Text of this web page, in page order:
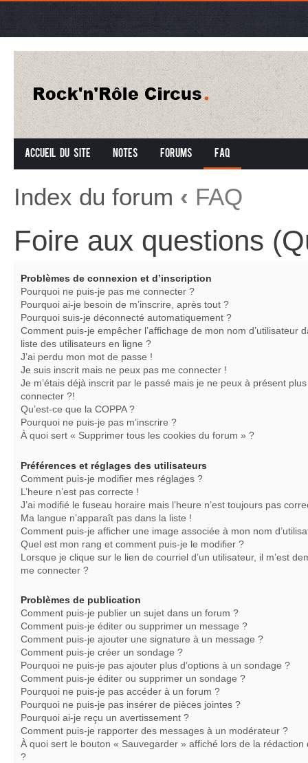
Accueil du site Notes Forums FAQ
Index du forum ‹ FAQ
Foire aux questions
Problèmes de connexion et d’inscription
Pourquoi ne puis-je pas me connecter ?
Pourquoi ai-je besoin de m’inscrire, après tout ?
Pourquoi suis-je déconnecté automatiquement ?
Comment puis-je empêcher l’affichage de mon nom d’utilisateur
liste des utilisateurs en ligne ?
J’ai perdu mon mot de passe !
Je suis inscrit mais ne peux pas me connecter !
Je m’étais déjà inscrit par le passé mais je ne peux à présent
connecter ?!
Qu’est-ce que la COPPA ?
Pourquoi ne puis-je pas m’inscrire ?
À quoi sert « Supprimer tous les cookies du forum » ?
Préférences et réglages des utilisateurs
Comment puis-je modifier mes réglages ?
L’heure n’est pas correcte !
J’ai modifié le fuseau horaire mais l’heure n’est toujours pas
Ma langue n’apparaît pas dans la liste !
Comment puis-je afficher une image associée à mon nom
Quel est mon rang et comment puis-je le modifier ?
Lorsque je clique sur le lien de courriel d’un utilisateur, il m’est
me connecter ?
Problèmes de publication
Comment puis-je publier un sujet dans un forum ?
Comment puis-je éditer ou supprimer un message ?
Comment puis-je ajouter une signature à un message ?
Comment puis-je créer un sondage ?
Pourquoi ne puis-je pas ajouter plus d’options à un sondage ?
Comment puis-je éditer ou supprimer un sondage ?
Pourquoi ne puis-je pas accéder à un forum ?
Pourquoi ne puis-je pas insérer de pièces jointes ?
Pourquoi ai-je reçu un avertissement ?
Comment puis-je rapporter des messages à un modérateur ?
À quoi sert le bouton « Sauvegarder » affiché lors de la rédaction
?